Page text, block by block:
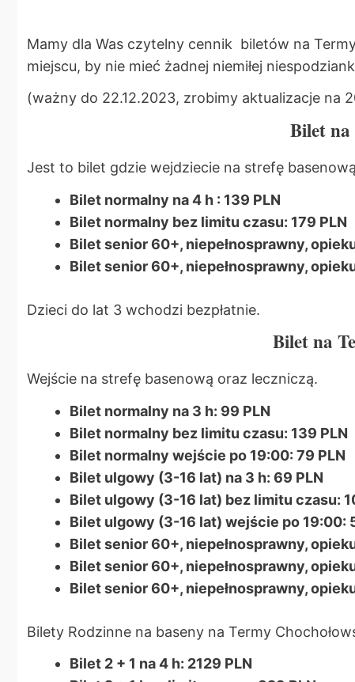
Mamy dla Was czytelny cennik biletów na
miejscu, by nie mieć żadnej niemiłej
(ważny do 22.12.2023, zrobimy aktualizacje na
Bilet na
Jest to bilet gdzie wejdziecie na strefę
Bilet normalny na 4 h : 139 PLN
Bilet normalny bez limitu czasu: 179 PLN
Bilet senior 60+, niepełnosprawny,
Bilet senior 60+, niepełnosprawny,
Dzieci do lat 3 wchodzi bezpłatnie.
Bilet na
Wejście na strefę basenową oraz leczniczą.
Bilet normalny na 3 h: 99 PLN
Bilet normalny bez limitu czasu: 139 PLN
Bilet normalny wejście po 19:00: 79 PLN
Bilet ulgowy (3-16 lat) na 3 h: 69 PLN
Bilet ulgowy (3-16 lat) bez limitu czasu:
Bilet ulgowy (3-16 lat) wejście po 19:00:
Bilet senior 60+, niepełnosprawny,
Bilet senior 60+, niepełnosprawny,
Bilet senior 60+, niepełnosprawny,
Bilety Rodzinne na baseny na Termy
Bilet 2 + 1 na 4 h: 2129 PLN